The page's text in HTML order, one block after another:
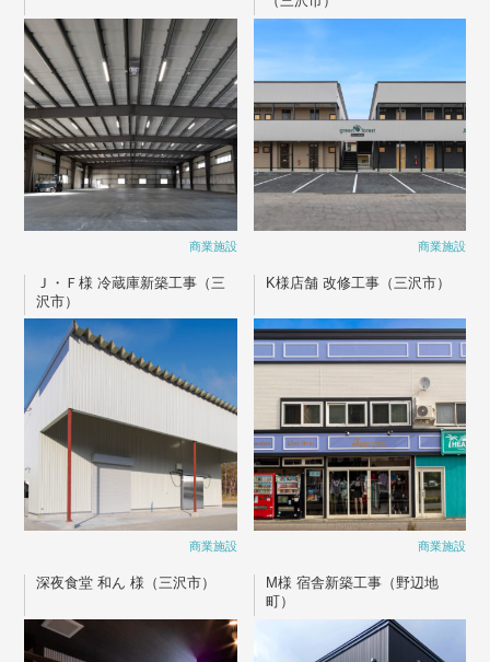
商業施設 商業施設
Ｊ・Ｆ様 冷蔵庫新築工事（三
沢市）
商業施設
K様店舗 改修工事（三沢市）
商業施設
深夜食堂 和ん 様（三沢市）
M様 宿舎新築工事（野辺地
町）